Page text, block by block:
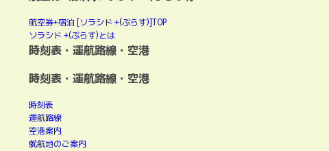
航空券+宿泊 [ソラシド +(ぷらす)]TOP
ソラシド +(ぷらす)とは
時刻表・運航路線・空港
時刻表・運航路線・空港
時刻表
運航路線
空港案内
就航地のご案内